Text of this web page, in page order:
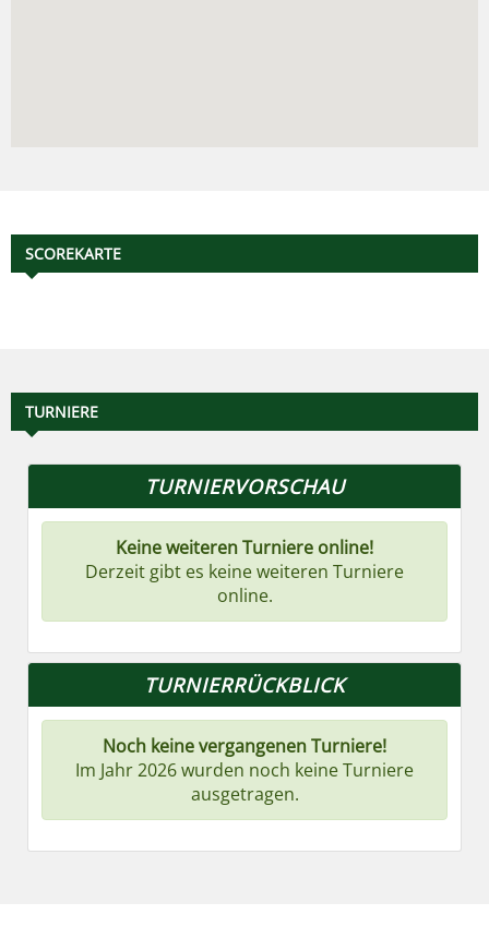
SCOREKARTE
TURNIERE
TURNIERVORSCHAU
Keine weiteren Turniere online!
Derzeit gibt es keine weiteren Turniere
online.
TURNIERRÜCKBLICK
Noch keine vergangenen Turniere!
Im Jahr 2026 wurden noch keine Turniere
ausgetragen.